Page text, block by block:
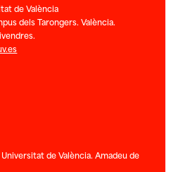
de València
dels Tarongers. València.
de València. Amadeu de